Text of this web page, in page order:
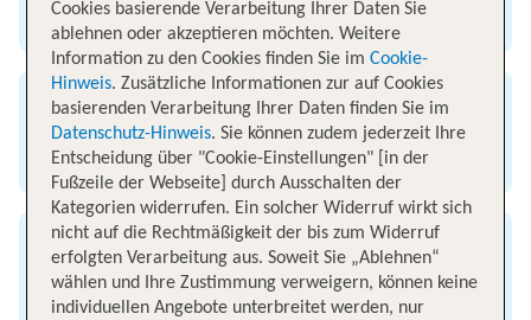
Flughafen Düsseldorf
Ankunft
Flughafen Djerba
Flugzeit
3 Stunden
Cookies basierende Verarbeitung Ihrer Daten Sie
ablehnen oder akzeptieren möchten. Weitere
Information zu den Cookies finden Sie im Cookie-
Hinweis. Zusätzliche Informationen zur auf Cookies
basierenden Verarbeitung Ihrer Daten finden Sie im
Datenschutz-Hinweis. Sie können zudem jederzeit Ihre
Entscheidung über "Cookie-Einstellungen" [in der
Fußzeile der Webseite] durch Ausschalten der
Kategorien widerrufen. Ein solcher Widerruf wirkt sich
nicht auf die Rechtmäßigkeit der bis zum Widerruf
erfolgten Verarbeitung aus. Soweit Sie „Ablehnen“
wählen und Ihre Zustimmung verweigern, können keine
individuellen Angebote unterbreitet werden, nur